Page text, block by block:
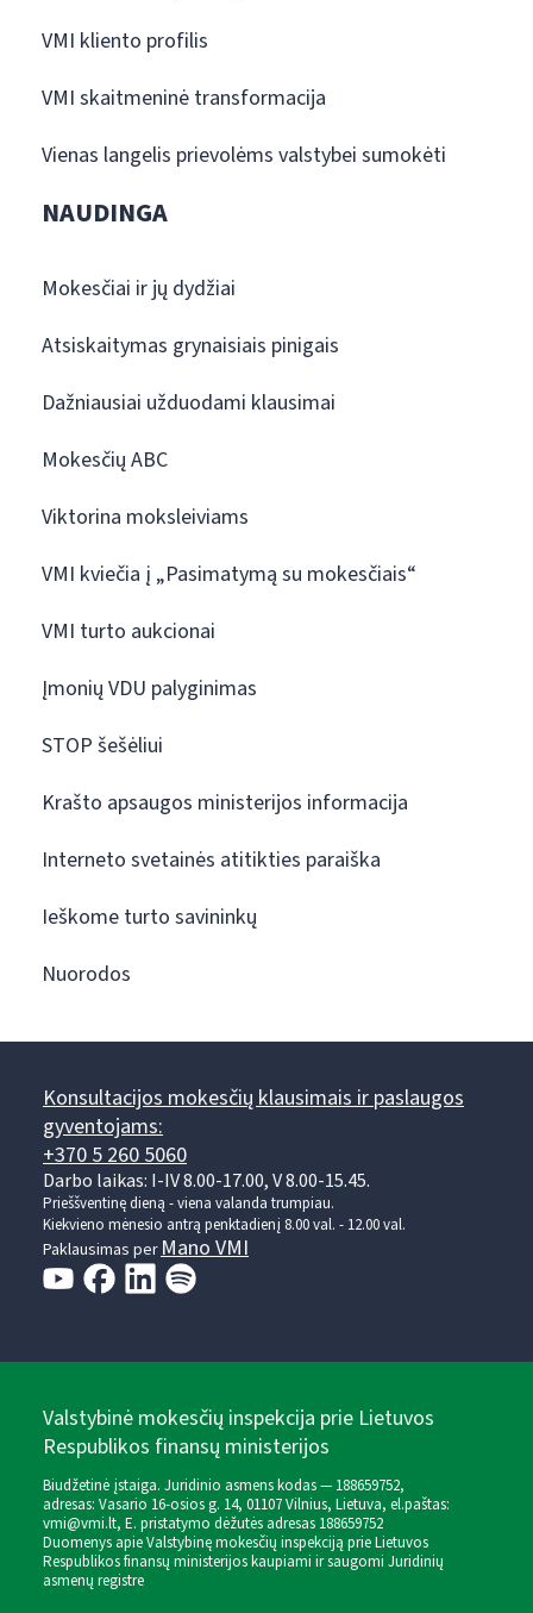
VMI kliento profilis
VMI skaitmeninė transformacija
Vienas langelis prievolėms valstybei sumokėti
NAUDINGA
Mokesčiai ir jų dydžiai
Atsiskaitymas grynaisiais pinigais
Dažniausiai užduodami klausimai
Mokesčių ABC
Viktorina moksleiviams
VMI kviečia į „Pasimatymą su mokesčiais“
VMI turto aukcionai
Įmonių VDU palyginimas
STOP šešėliui
Krašto apsaugos ministerijos informacija
Interneto svetainės atitikties paraiška
Ieškome turto savininkų
Nuorodos
Konsultacijos mokesčių klausimais ir paslaugos
gyventojams:
+370 5 260 5060
Darbo laikas: I-IV 8.00-17.00, V 8.00-15.45.
Prieššventinę dieną - viena valanda trumpiau.
Kiekvieno mėnesio antrą penktadienį 8.00 val. - 12.00 val.
Paklausimas per Mano VMI
Valstybinė mokesčių inspekcija prie Lietuvos
Respublikos finansų ministerijos
Biudžetinė įstaiga. Juridinio asmens kodas — 188659752,
adresas: Vasario 16-osios g. 14, 01107 Vilnius, Lietuva, el.paštas:
vmi@vmi.lt, E. pristatymo dėžutės adresas 188659752
Duomenys apie Valstybinę mokesčių inspekciją prie Lietuvos
Respublikos finansų ministerijos kaupiami ir saugomi Juridinių
asmenų registre